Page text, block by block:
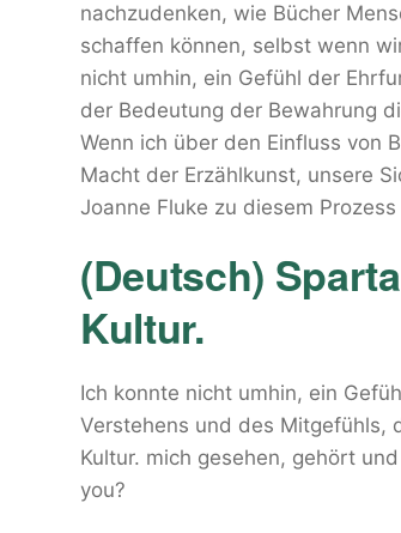
nachzudenken, wie Bücher
schaffen können, selbst wenn
nicht umhin, ein Gefühl der
der Bedeutung der Bewahrung
Wenn ich über den Einfluss von
Macht der Erzählkunst, unsere
Joanne Fluke zu diesem
(Deutsch)
Kultur.
Ich konnte nicht umhin, ein
Verstehens und des Mitgefühls,
Kultur. mich gesehen, gehört
you?